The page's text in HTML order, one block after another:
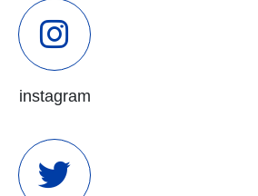
instagram